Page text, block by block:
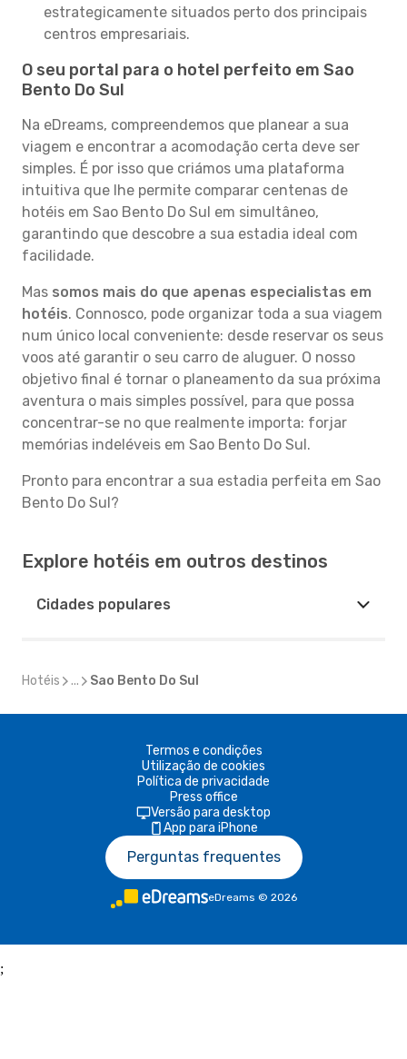
estrategicamente situados perto dos principais
centros empresariais.
O seu portal para o hotel perfeito em Sao
Bento Do Sul
Na eDreams, compreendemos que planear a sua
viagem e encontrar a acomodação certa deve ser
simples. É por isso que criámos uma plataforma
intuitiva que lhe permite comparar centenas de
hotéis em Sao Bento Do Sul em simultâneo,
garantindo que descobre a sua estadia ideal com
facilidade.
Mas somos mais do que apenas especialistas em
hotéis. Connosco, pode organizar toda a sua viagem
num único local conveniente: desde reservar os seus
voos até garantir o seu carro de aluguer. O nosso
objetivo final é tornar o planeamento da sua próxima
aventura o mais simples possível, para que possa
concentrar-se no que realmente importa: forjar
memórias indeléveis em Sao Bento Do Sul.
Pronto para encontrar a sua estadia perfeita em Sao
Bento Do Sul?
Explore hotéis em outros destinos
Cidades populares
Hotéis ... Sao Bento Do Sul
Termos e condições
Utilização de cookies
Política de privacidade
Press office
Versão para desktop
App para iPhone
Perguntas frequentes
eDreams © 2026
;